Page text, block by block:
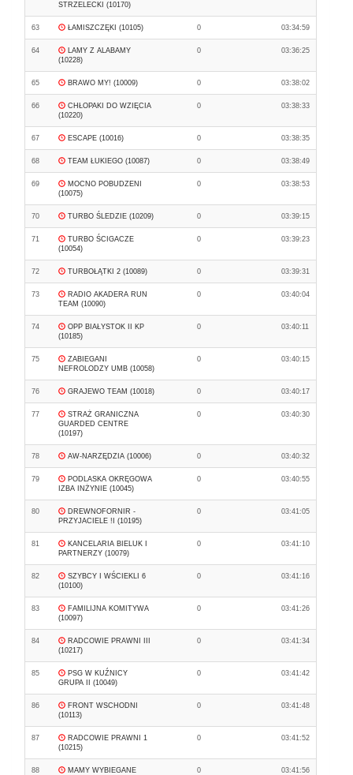
STRZELECKI (10170)
63 ŁAMISZCZĘKI (10105) 0 03:34:59
64
LAMY Z ALABAMY
(10228)
0 03:36:25
65 BRAWO MY! (10009) 0 03:38:02
66
CHŁOPAKI DO WZIĘCIA
(10220)
0 03:38:33
67 ESCAPE (10016) 0 03:38:35
68 TEAM ŁUKIEGO (10087) 0 03:38:49
69
MOCNO POBUDZENI
(10075)
0 03:38:53
70 TURBO ŚLEDZIE (10209) 0 03:39:15
71
TURBO ŚCIGACZE
(10054)
0 03:39:23
72 TURBOŁĄTKI 2 (10089) 0 03:39:31
73
RADIO AKADERA RUN
TEAM (10090)
0 03:40:04
74
OPP BIAŁYSTOK II KP
(10185)
0 03:40:11
75
ZABIEGANI
NEFROLODZY UMB (10058)
0 03:40:15
76 GRAJEWO TEAM (10018) 0 03:40:17
77
STRAŻ GRANICZNA
GUARDED CENTRE
(10197)
0 03:40:30
78 AW-NARZĘDZIA (10006) 0 03:40:32
79
PODLASKA OKRĘGOWA
IZBA INŻYNIE (10045)
0 03:40:55
80
DREWNOFORNIR -
PRZYJACIELE !I (10195)
0 03:41:05
81
KANCELARIA BIELUK I
PARTNERZY (10079)
0 03:41:10
82
SZYBCY I WŚCIEKLI 6
(10100)
0 03:41:16
83
FAMILIJNA KOMITYWA
(10097)
0 03:41:26
84
RADCOWIE PRAWNI III
(10217)
0 03:41:34
85
PSG W KUŹNICY
GRUPA II (10049)
0 03:41:42
86
FRONT WSCHODNI
(10113)
0 03:41:48
87
RADCOWIE PRAWNI 1
(10215)
0 03:41:52
88
MAMY WYBIEGANE
0 03:41:56